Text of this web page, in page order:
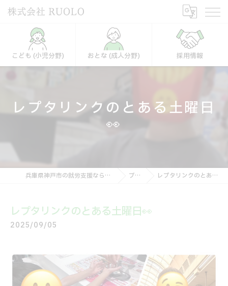
こども (小児分野) おとな (成人分野) 採用情報
レプタリンクのとある土曜日
👀
兵庫県神戸市の就労支援なら株式会社RUOLO ブログ レプタリンクのとある土曜日👀
レプタリンクのとある土曜日👀
2025/09/05